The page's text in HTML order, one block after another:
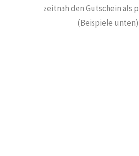
zeitnah den Gutschein als
(Beispiele unten).